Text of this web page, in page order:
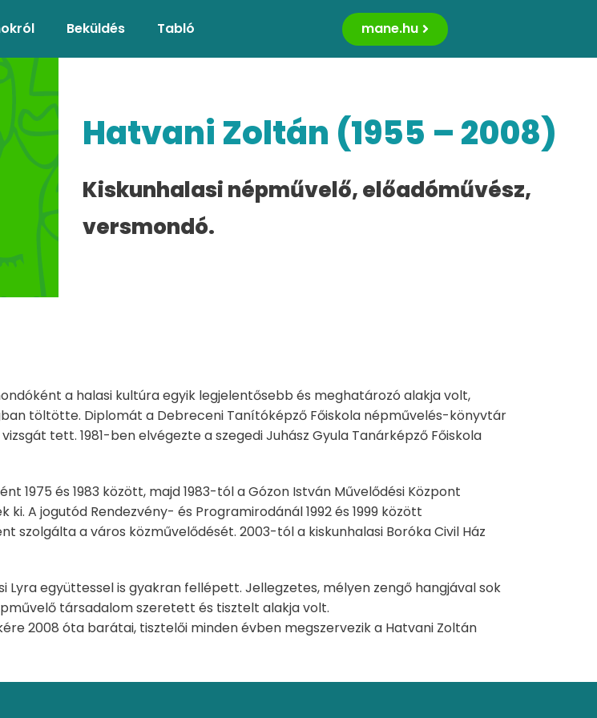
Beküldés Tabló mane.hu
Hatvani Zoltán (1955 – 2008)
Kiskunhalasi népművelő, előadóművész,
versmondó.
a halasi kultúra egyik legjelentősebb és meghatározó alakja volt,
töltötte. Diplomát a Debreceni Tanítóképző Főiskola népművelés-könyvtár
tett. 1981-ben elvégezte a szegedi Juhász Gyula Tanárképző Főiskola
1975 és 1983 között, majd 1983-tól a Gózon István Művelődési Központ
A jogutód Rendezvény- és Programirodánál 1992 és 1999 között
szolgálta a város közművelődését. 2003-tól a kiskunhalasi Boróka Civil Ház
együttessel is gyakran fellépett. Jellegzetes, mélyen zengő hangjával sok
társadalom szeretett és tisztelt alakja volt.
2008 óta barátai, tisztelői minden évben megszervezik a Hatvani Zoltán